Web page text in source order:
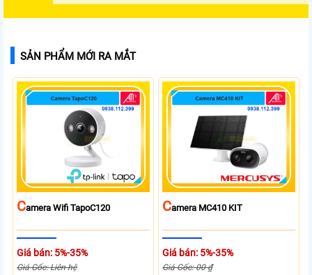
SẢN PHẨM MỚI RA MẮT
CAmera Wifi TapoC120
Giá bán: 5%-35%
Giá Gốc: Liên hệ
CAmera MC410 KIT
Giá bán: 5%-35%
Giá Gốc: 00 ₫